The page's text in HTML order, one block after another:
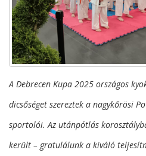
A Debrecen Kupa 2025 országos
dicsőséget szereztek a nagykőrösi
sportolói. Az utánpótlás
került – gratulálunk a kiváló